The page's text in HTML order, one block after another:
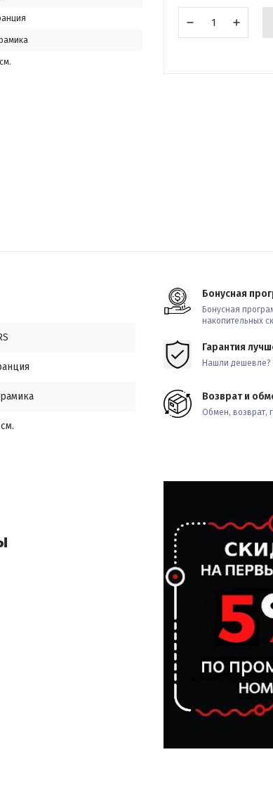
Бонусная
Бонусная
накопительных
Гарантия
Нашли дешевле?
Возврат и
Обмен, возврат,